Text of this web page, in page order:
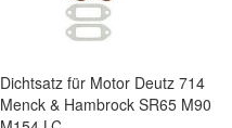
Dichtsatz für Motor Deutz 714
Menck & Hambrock SR65 M90